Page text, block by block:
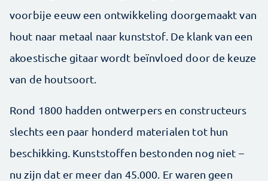
voorbije eeuw een ontwikkeling doorgemaakt van
hout naar metaal naar kunststof. De klank van een
akoestische gitaar wordt beïnvloed door de keuze
van de houtsoort.
Rond 1800 hadden ontwerpers en constructeurs
slechts een paar honderd materialen tot hun
beschikking. Kunststoffen bestonden nog niet –
nu zijn dat er meer dan 45.000. Er waren geen